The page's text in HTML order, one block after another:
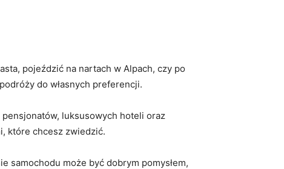
pojeździć na nartach ‌w⁣ Alpach,⁤ czy po⁢
do ‍własnych preferencji.
luksusowych hoteli⁢ oraz
które chcesz ⁢zwiedzić.
samochodu może być dobrym pomysłem,